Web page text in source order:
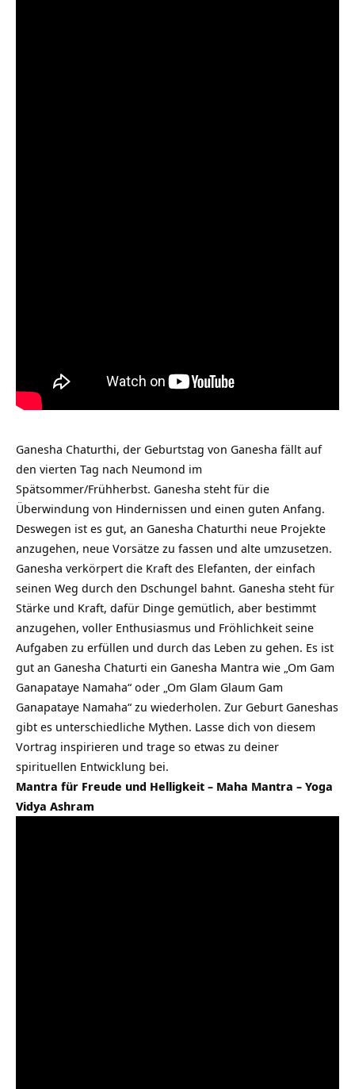
Ganesha Chaturthi, der Geburtstag von Ganesha fällt auf
den vierten Tag nach Neumond im
Spätsommer/Frühherbst. Ganesha steht für die
Überwindung von Hindernissen und einen guten Anfang.
Deswegen ist es gut, an Ganesha Chaturthi neue Projekte
anzugehen, neue Vorsätze zu fassen und alte umzusetzen.
Ganesha verkörpert die Kraft des Elefanten, der einfach
seinen Weg durch den Dschungel bahnt. Ganesha steht für
Stärke und Kraft, dafür Dinge gemütlich, aber bestimmt
anzugehen, voller Enthusiasmus und Fröhlichkeit seine
Aufgaben zu erfüllen und durch das Leben zu gehen. Es ist
gut an Ganesha Chaturti ein Ganesha Mantra wie „Om Gam
Ganapataye Namaha“ oder „Om Glam Glaum Gam
Ganapataye Namaha“ zu wiederholen. Zur Geburt Ganeshas
gibt es unterschiedliche Mythen. Lasse dich von diesem
Vortrag inspirieren und trage so etwas zu deiner
spirituellen Entwicklung bei.
Mantra für Freude und Helligkeit – Maha Mantra – Yoga
Vidya Ashram